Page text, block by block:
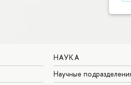
НАУКА
Научные